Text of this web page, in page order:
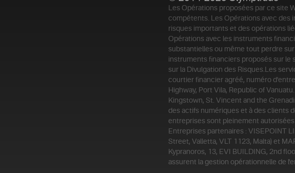
Les Opérations proposées par ce site
compétents. Les Opérations avec des
risques importants et des opérations
Opérations avec les instruments
substantielles ou même tout perdre
instruments financiers proposés sur le
sur la Divulgation des Risques. Les
courtier financier agréé, numéro
Highway, Port Vila, Republic of
Kingstown, St. Vincent and the
des actifs numériques et à des clients
entreprises sont pleinement
Entreprises partenaires : VISEPOINT
Street, Valletta, VLT 1123, Malta) et
Kypranoros, 13, EVI BUILDING, 2nd
assurent la gestion opérationnelle de